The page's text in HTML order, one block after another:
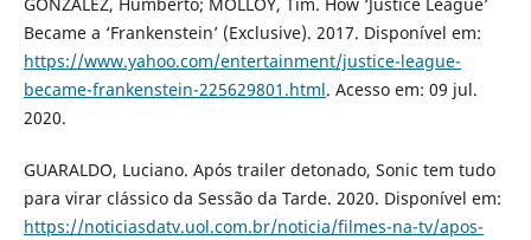
Became a ‘Frankenstein’ (Exclusive). 2017. Disponível em:
https://www.yahoo.com/entertainment/justice-league-
became-frankenstein-225629801.html. Acesso em: 09 jul.
2020.
GUARALDO, Luciano. Após trailer detonado, Sonic tem tudo
para virar clássico da Sessão da Tarde. 2020. Disponível em:
https://noticiasdatv.uol.com.br/noticia/filmes-na-tv/apos-